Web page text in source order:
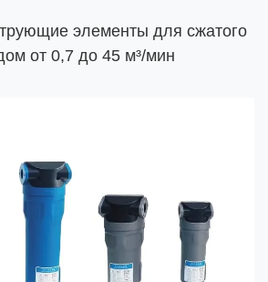
элементы для сжатого
от 0,7 до 45 м³/мин